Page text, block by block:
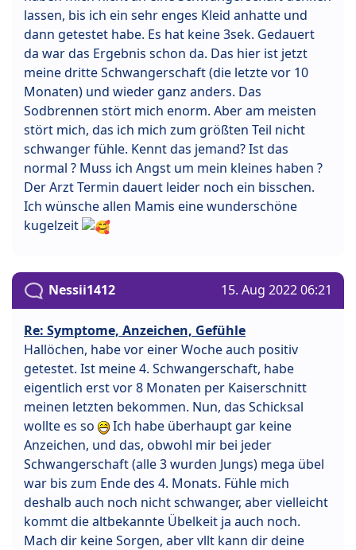
lassen, bis ich ein sehr enges Kleid anhatte und
dann getestet habe. Es hat keine 3sek. Gedauert
da war das Ergebnis schon da. Das hier ist jetzt
meine dritte Schwangerschaft (die letzte vor 10
Monaten) und wieder ganz anders. Das
Sodbrennen stört mich enorm. Aber am meisten
stört mich, das ich mich zum größten Teil nicht
schwanger fühle. Kennt das jemand? Ist das
normal ? Muss ich Angst um mein kleines haben ?
Der Arzt Termin dauert leider noch ein bisschen.
Ich wünsche allen Mamis eine wunderschöne
kugelzeit
Nessii1412 15. Aug 2022 06:21
Re: Symptome, Anzeichen, Gefühle
Hallöchen, habe vor einer Woche auch positiv
getestet. Ist meine 4. Schwangerschaft, habe
eigentlich erst vor 8 Monaten per Kaiserschnitt
meinen letzten bekommen. Nun, das Schicksal
wollte es so
Ich habe überhaupt gar keine
Anzeichen, und das, obwohl mir bei jeder
Schwangerschaft (alle 3 wurden Jungs) mega übel
war bis zum Ende des 4. Monats. Fühle mich
deshalb auch noch nicht schwanger, aber vielleicht
kommt die altbekannte Übelkeit ja auch noch.
Mach dir keine Sorgen, aber vllt kann dir deine